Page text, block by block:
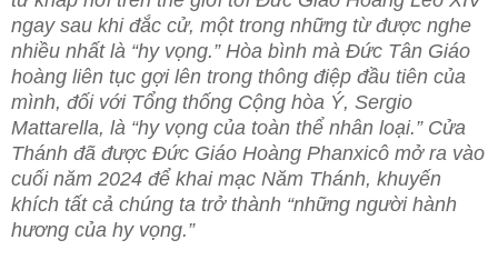
ngay sau khi đắc cử, một trong những từ được nghe
nhiều nhất là “hy vọng.” Hòa bình mà Đức Tân Giáo
hoàng liên tục gợi lên trong thông điệp đầu tiên của
mình, đối với Tổng thống Cộng hòa Ý, Sergio
Mattarella, là “hy vọng của toàn thể nhân loại.” Cửa
Thánh đã được Đức Giáo Hoàng Phanxicô mở ra vào
cuối năm 2024 để khai mạc Năm Thánh, khuyến
khích tất cả chúng ta trở thành “những người hành
hương của hy vọng.”